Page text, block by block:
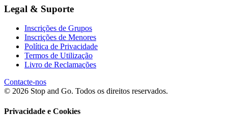
Legal & Suporte
Inscrições de Grupos
Inscrições de Menores
Política de Privacidade
Termos de Utilização
Livro de Reclamações
Contacte-nos
© 2026 Stop and Go. Todos os direitos reservados.
Privacidade e Cookies